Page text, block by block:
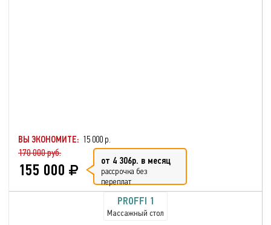
ВЫ ЭКОНОМИТЕ: 15 000 р.
170 000 руб.
155 000 от 4 306р. в месяц
рассрочка без
переплат
PROFFI 1
Массажный стол